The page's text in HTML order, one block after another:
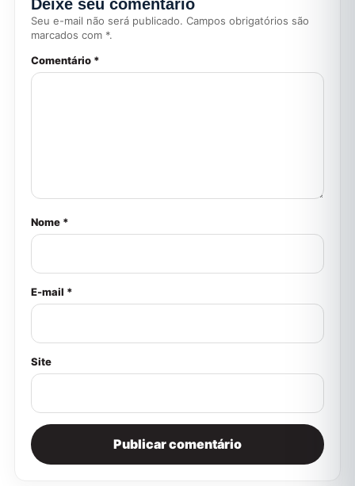
Deixe seu comentário
Seu e-mail não será publicado. Campos obrigatórios são
marcados com *.
Comentário *
Nome *
E-mail *
Site